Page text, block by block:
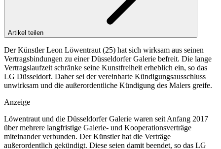
Artikel teilen
Der Künstler Leon Löwentraut (25) hat sich wirksam aus seinen
Vertragsbindungen zu einer Düsseldorfer Galerie befreit. Die lange
Vertragslaufzeit schränke seine Kunstfreiheit erheblich ein, so das
LG Düsseldorf. Daher sei der vereinbarte Kündigungsausschluss
unwirksam und die außerordentliche Kündigung des Malers greife.
Anzeige
Löwentraut und die Düsseldorfer Galerie waren seit Anfang 2017
über mehrere langfristige Galerie- und Kooperationsverträge
miteinander verbunden. Der Künstler hat die Verträge
außerordentlich gekündigt. Diese seien damit beendet, so das LG